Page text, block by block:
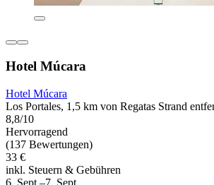
Hotel Múcara
Hotel Múcara
Los Portales, 1,5 km von Regatas Strand
8,8/10
Hervorragend
(137 Bewertungen)
33 €
inkl. Steuern & Gebühren
6. Sept.–7. Sept.